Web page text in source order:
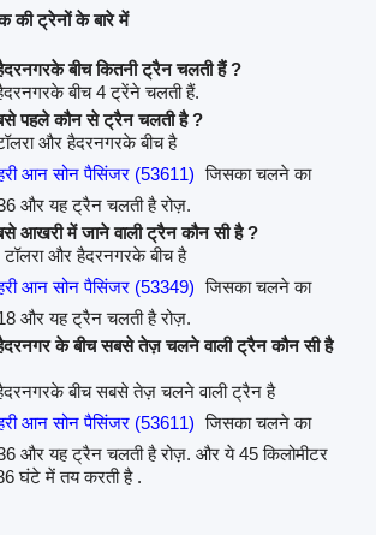
की ट्रेनों के बारे में
बीच कितनी ट्रैन चलती हैं ?
बीच 4 ट्रेंने चलती हैं.
पहले कौन से ट्रैन चलती है ?
और हैदरनगरके बीच है
आन सोन पैसिंजर (53611) जिसका चलने का
और यह ट्रैन चलती है रोज़.
आखरी में जाने वाली ट्रैन कौन सी है ?
और हैदरनगरके बीच है
आन सोन पैसिंजर (53349) जिसका चलने का
और यह ट्रैन चलती है रोज़.
के बीच सबसे तेज़ चलने वाली ट्रैन कौन सी है
बीच सबसे तेज़ चलने वाली ट्रैन है
आन सोन पैसिंजर (53611) जिसका चलने का
और यह ट्रैन चलती है रोज़. और ये 45 किलोमीटर
घंटे में तय करती है .